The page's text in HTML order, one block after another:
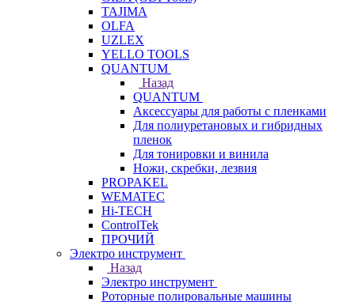
TAJIMA
OLFA
UZLEX
YELLO TOOLS
QUANTUM
Назад
QUANTUM
Аксессуары для работы с пленками
Для полиуретановых и гибридных
пленок
Для тонировки и винила
Ножи, скребки, лезвия
PROPAKEL
WEMATEC
Hi-TECH
ControlTek
ПРОЧИЙ
Электро инструмент
Назад
Электро инструмент
Роторные полировальные машины